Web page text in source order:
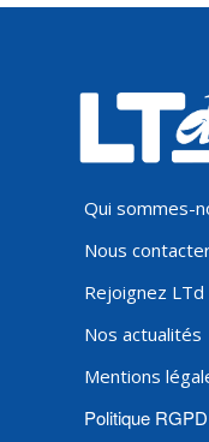
Qui sommes-
Nous
Rejoignez LTd
Nos actualités
Mentions
Politique RGPD